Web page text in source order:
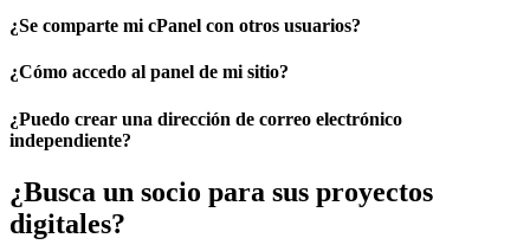
¿Se comparte mi cPanel con otros usuarios?
¿Cómo accedo al panel de mi sitio?
¿Puedo crear una dirección de correo electrónico
independiente?
¿Busca un socio para sus proyectos
digitales?